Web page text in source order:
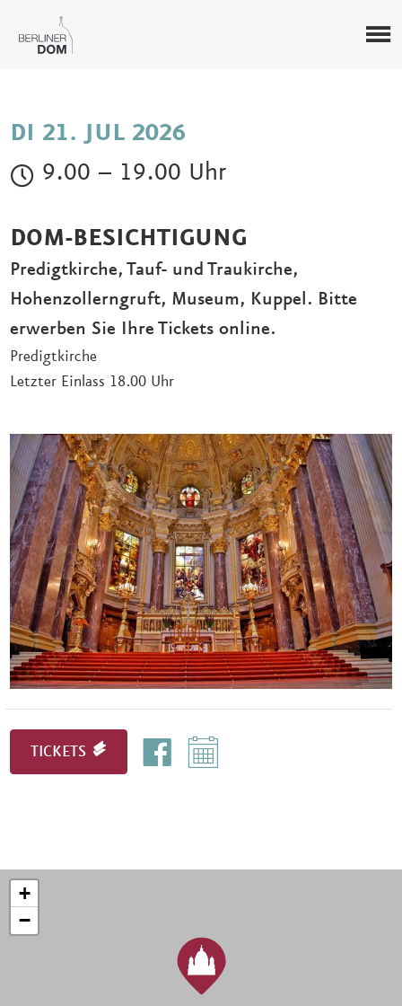
DI 21. JUL 2026
9.00 – 19.00 Uhr
DOM-BESICHTIGUNG
Predigtkirche, Tauf- und Traukirche,
Hohenzollerngruft, Museum, Kuppel. Bitte
erwerben Sie Ihre Tickets online.
Predigtkirche
Letzter Einlass 18.00 Uhr
TICKETS
+
−